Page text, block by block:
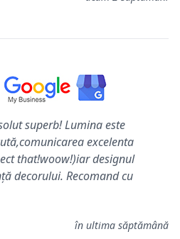
superb! Lumina este
excelenta
that!woow!)iar designul
decorului. Recomand cu
în ultima săptămână